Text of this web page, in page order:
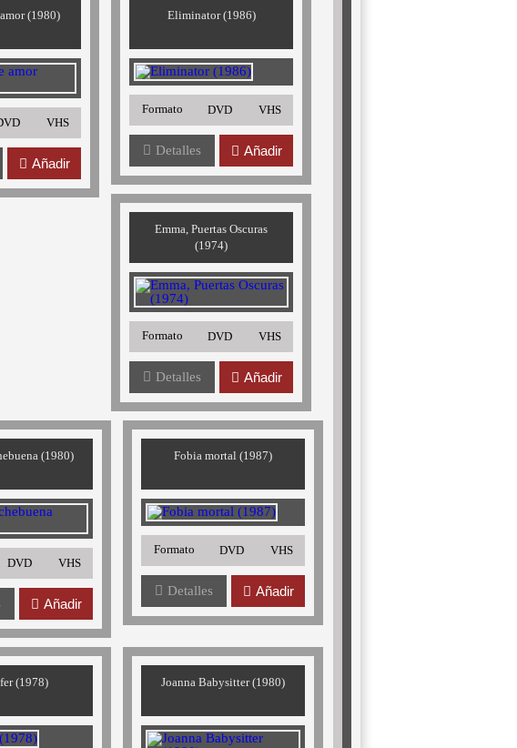
(1980)
VHS
Añadir
Eliminator (1986)
Formato DVD VHS
Detalles Añadir
Emma, Puertas Oscuras
(1974)
Formato DVD VHS
Detalles Añadir
(1980)
DVD VHS
Añadir
Fobia mortal (1987)
Formato DVD VHS
Detalles Añadir
(1978) Joanna Babysitter (1980)